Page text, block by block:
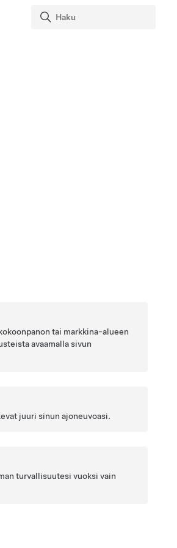
tai markkina-alueen
avaamalla sivun
juuri sinun ajoneuvoasi.
turvallisuutesi vuoksi vain